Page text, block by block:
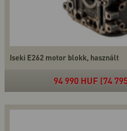
Iseki E262 motor blokk, használt
94 990 HUF (74